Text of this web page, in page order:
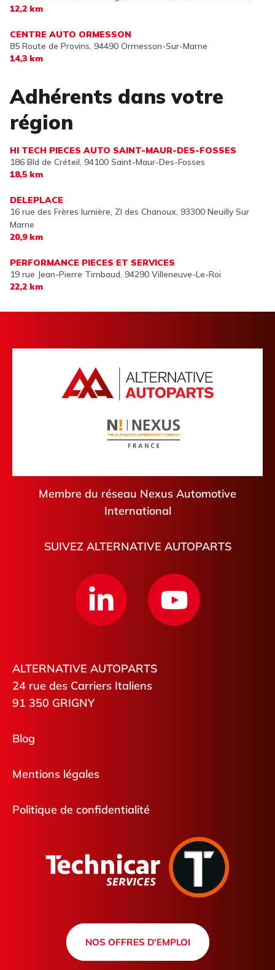
12,2 km
CENTRE AUTO ORMESSON
85 Route de Provins, 94490 Ormesson-Sur-Marne
14,3 km
Adhérents dans votre
région
HI TECH PIECES AUTO SAINT-MAUR-DES-FOSSES
186 Bld de Créteil, 94100 Saint-Maur-Des-Fosses
18,5 km
DELEPLACE
16 rue des Frères lumière, ZI des Chanoux, 93300 Neuilly Sur
Marne
20,9 km
PERFORMANCE PIECES ET SERVICES
19 rue Jean-Pierre Timbaud, 94290 Villeneuve-Le-Roi
22,2 km
Membre du réseau Nexus Automotive
International
SUIVEZ ALTERNATIVE AUTOPARTS
ALTERNATIVE AUTOPARTS
24 rue des Carriers Italiens
91 350 GRIGNY
Blog
Mentions légales
Politique de confidentialité
NOS OFFRES D'EMPLOI